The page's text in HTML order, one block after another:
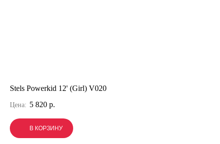
Stels Powerkid 12' (Girl) V020
Цена: 5 820 р.
В КОРЗИНУ
В КОРЗИНУ
В КОРЗИНУ